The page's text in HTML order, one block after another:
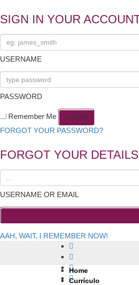
SIGN IN YOUR
USERNAME
PASSWORD
Remember Me
FORGOT YOUR PASSWORD?
FORGOT YOUR
USERNAME OR EMAIL
AAH, WAIT, I REMEMBER NOW!
Home
Currículo